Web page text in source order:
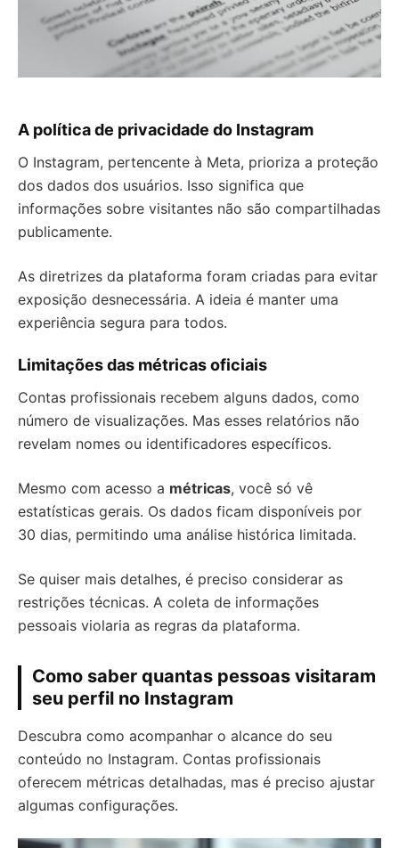
A política de privacidade do Instagram
O Instagram, pertencente à Meta, prioriza a proteção
dos dados dos usuários. Isso significa que
informações sobre visitantes não são compartilhadas
publicamente.
As diretrizes da plataforma foram criadas para evitar
exposição desnecessária. A ideia é manter uma
experiência segura para todos.
Limitações das métricas oficiais
Contas profissionais recebem alguns dados, como
número de visualizações. Mas esses relatórios não
revelam nomes ou identificadores específicos.
Mesmo com acesso a métricas, você só vê
estatísticas gerais. Os dados ficam disponíveis por
30 dias, permitindo uma análise histórica limitada.
Se quiser mais detalhes, é preciso considerar as
restrições técnicas. A coleta de informações
pessoais violaria as regras da plataforma.
Como saber quantas pessoas visitaram
seu perfil no Instagram
Descubra como acompanhar o alcance do seu
conteúdo no Instagram. Contas profissionais
oferecem métricas detalhadas, mas é preciso ajustar
algumas configurações.